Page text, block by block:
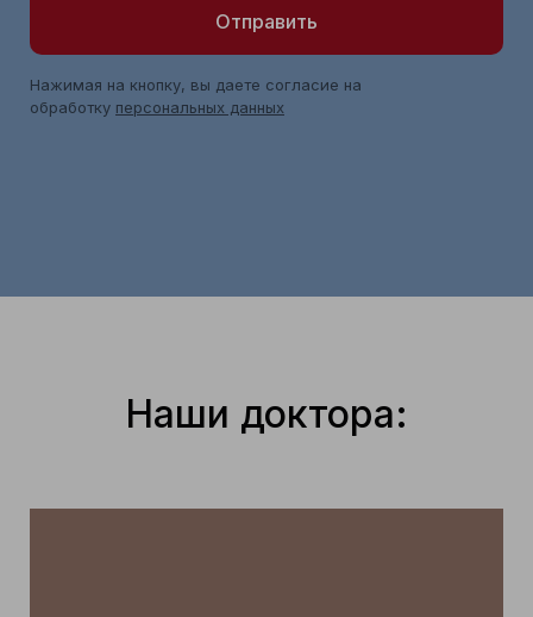
Отправить
Нажимая на кнопку, вы даете согласие на
обработку персональных данных
Наши доктора: